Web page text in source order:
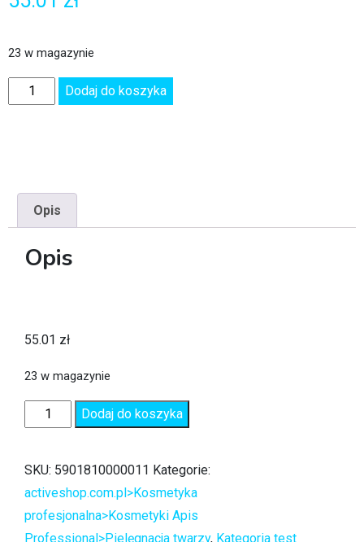
23 w magazynie
Dodaj do koszyka
Opis
Opis
55.01 zł
23 w magazynie
Dodaj do koszyka
SKU: 5901810000011 Kategorie:
activeshop.com.pl>Kosmetyka
profesjonalna>Kosmetyki Apis
Professional>Pielęgnacja twarzy, Kategoria test